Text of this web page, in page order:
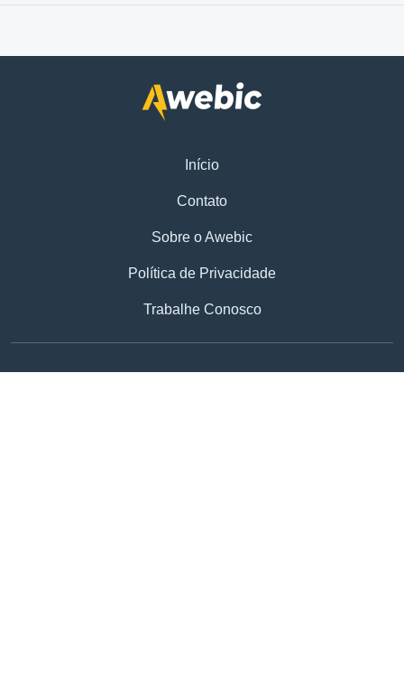
Início
Contato
Sobre o Awebic
Política de Privacidade
Trabalhe Conosco